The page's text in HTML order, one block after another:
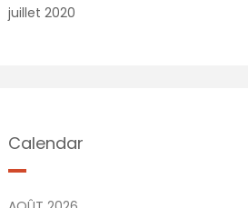
juillet 2020
Calendar